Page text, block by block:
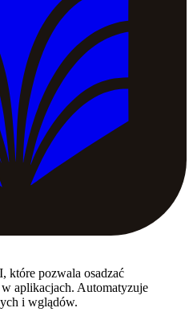
które pozwala osadzać
aplikacjach. Automatyzuje
i wglądów.